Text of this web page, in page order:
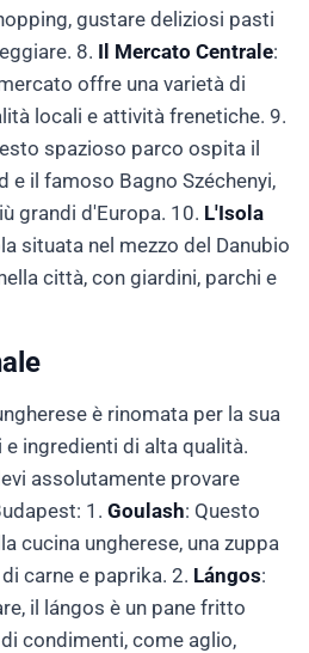
gustare deliziosi pasti
8. Il Mercato Centrale:
offre una varietà di
locali e attività frenetiche. 9.
spazioso parco ospita il
e il famoso Bagno Széchenyi,
grandi d'Europa. 10. L'Isola
situata nel mezzo del Danubio
città, con giardini, parchi e
è rinomata per la sua
ingredienti di alta qualità.
assolutamente provare
1. Goulash: Questo
cucina ungherese, una zuppa
carne e paprika. 2. Lángos:
il lángos è un pane fritto
condimenti, come aglio,